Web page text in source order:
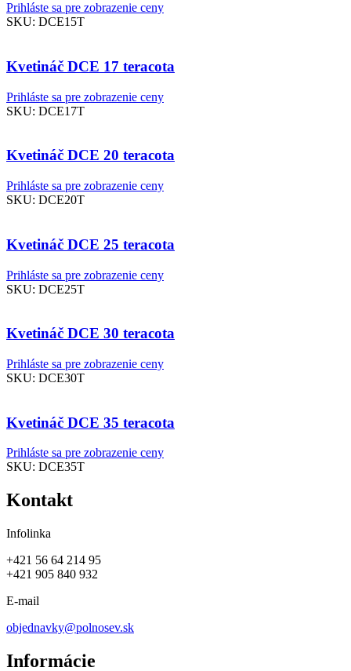
Prihláste sa pre zobrazenie ceny
SKU: DCE15T
Kvetináč DCE 17 teracota
Prihláste sa pre zobrazenie ceny
SKU: DCE17T
Kvetináč DCE 20 teracota
Prihláste sa pre zobrazenie ceny
SKU: DCE20T
Kvetináč DCE 25 teracota
Prihláste sa pre zobrazenie ceny
SKU: DCE25T
Kvetináč DCE 30 teracota
Prihláste sa pre zobrazenie ceny
SKU: DCE30T
Kvetináč DCE 35 teracota
Prihláste sa pre zobrazenie ceny
SKU: DCE35T
Kontakt
Infolinka
+421 56 64 214 95
+421 905 840 932
E-mail
objednavky@polnosev.sk
Informácie